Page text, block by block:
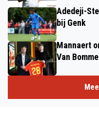
Adedeji-
bij Genk
Mannaert
Van Bommel